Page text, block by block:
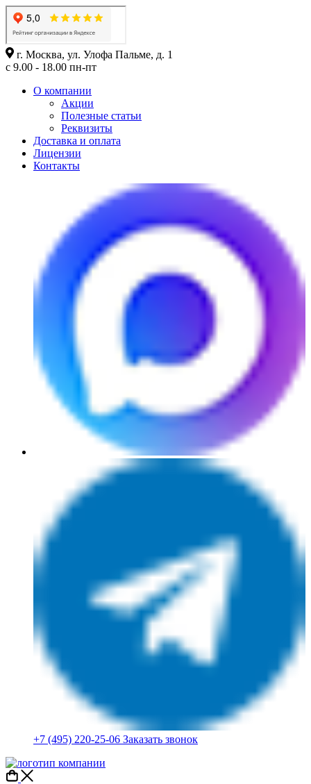
г. Москва, ул. Улофа Пальме, д. 1
с 9.00 - 18.00 пн-пт
О компании
Акции
Полезные статьи
Реквизиты
Доставка и оплата
Лицензии
Контакты
+7 (495) 220-25-06 Заказать звонок